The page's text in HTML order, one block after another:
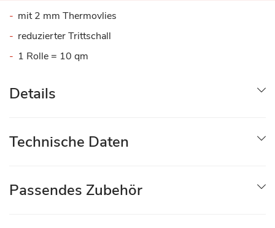
mit 2 mm Thermovlies
reduzierter Trittschall
1 Rolle = 10 qm
Details
Technische Daten
Passendes Zubehör